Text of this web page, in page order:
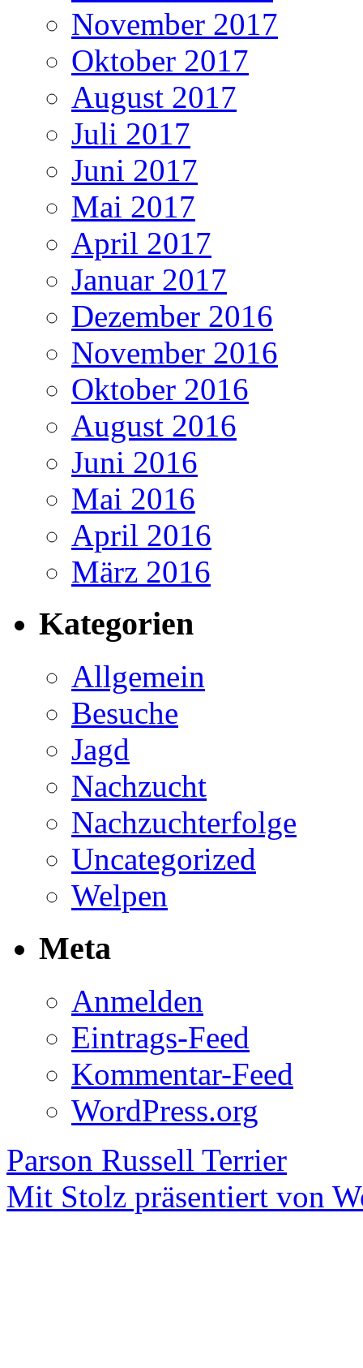
November 2017
Oktober 2017
August 2017
Juli 2017
Juni 2017
Mai 2017
April 2017
Januar 2017
Dezember 2016
November 2016
Oktober 2016
August 2016
Juni 2016
Mai 2016
April 2016
März 2016
Kategorien
Allgemein
Besuche
Jagd
Nachzucht
Nachzuchterfolge
Uncategorized
Welpen
Meta
Anmelden
Eintrags-Feed
Kommentar-Feed
WordPress.org
Parson Russell Terrier
Mit Stolz präsentiert von